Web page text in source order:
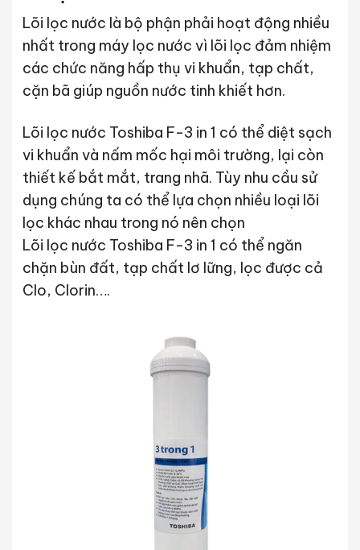
Lõi lọc nước là bộ phận phải hoạt động nhiều
nhất trong máy lọc nước vì lõi lọc đảm nhiệm
các chức năng hấp thụ vi khuẩn, tạp chất,
cặn bã giúp nguồn nước tinh khiết hơn.
Lõi lọc nước Toshiba F-3 in 1 có thể diệt sạch
vi khuẩn và nấm mốc hại môi trường, lại còn
thiết kế bắt mắt, trang nhã. Tùy nhu cầu sử
dụng chúng ta có thể lựa chọn nhiều loại lõi
lọc khác nhau trong nó nên chọn
Lõi lọc nước Toshiba F-3 in 1 có thể ngăn
chặn bùn đất, tạp chất lơ lững, lọc được cả
Clo, Clorin….